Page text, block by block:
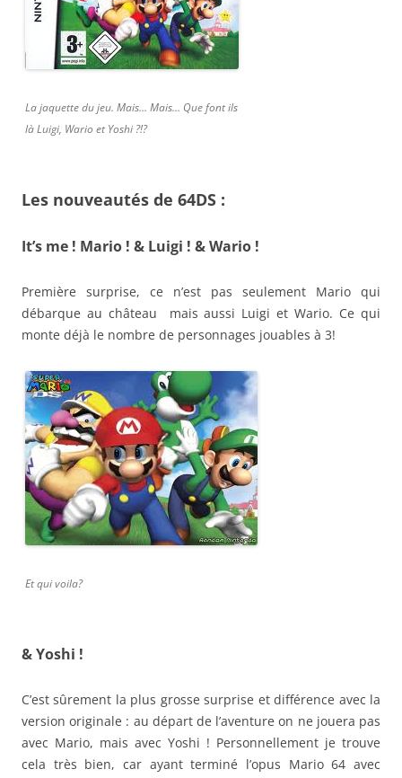
La jaquette du jeu. Mais… Mais… Que font ils
là Luigi, Wario et Yoshi ?!?
Les nouveautés de 64DS :
It’s me ! Mario ! & Luigi ! & Wario !
Première surprise, ce n’est pas seulement Mario qui
débarque au château mais aussi Luigi et Wario. Ce qui
monte déjà le nombre de personnages jouables à 3!
Et qui voila?
& Yoshi !
C’est sûrement la plus grosse surprise et différence avec la
version originale : au départ de l’aventure on ne jouera pas
avec Mario, mais avec Yoshi ! Personnellement je trouve
cela très bien, car ayant terminé l’opus Mario 64 avec